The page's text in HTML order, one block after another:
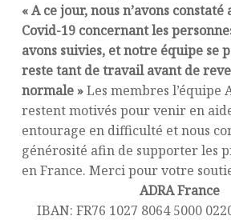
« A ce jour, nous n’avons constaté
Covid-19 concernant les
avons suivies, et notre équipe se
reste tant de travail avant de
normale »Les membres l’équipe
restent motivés pour venir en
entourage en difficulté et nous
générosité afin de supporter les
en France. Merci pour votre
ADRA France
IBAN: FR76 1027 8064 5000